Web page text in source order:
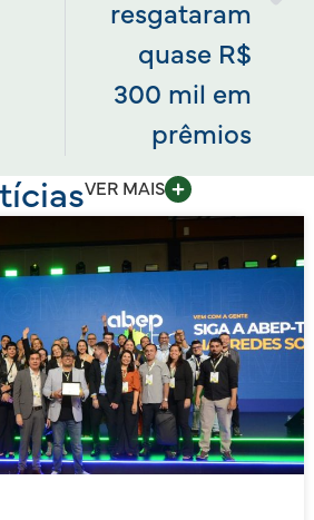
resgataram
quase R$
300 mil em
prêmios
VER MAIS